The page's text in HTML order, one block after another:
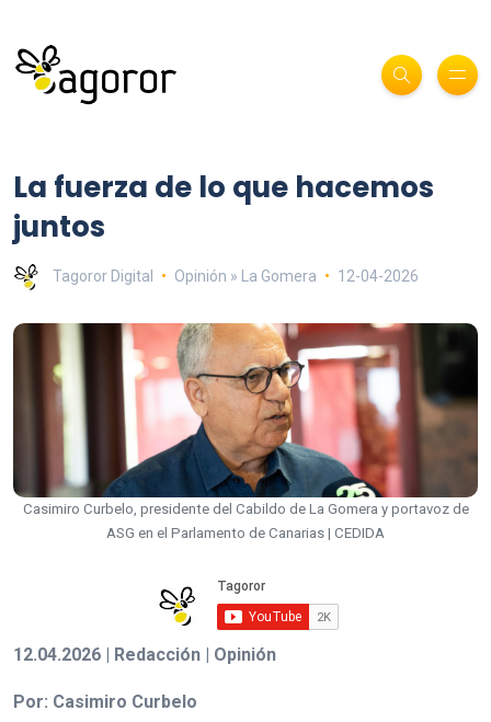
La fuerza de lo que hacemos
juntos
Tagoror Digital Opinión » La Gomera 12-04-2026
Casimiro Curbelo, presidente del Cabildo de La Gomera y portavoz de
ASG en el Parlamento de Canarias | CEDIDA
12.04.2026 | Redacción | Opinión
Por: Casimiro Curbelo